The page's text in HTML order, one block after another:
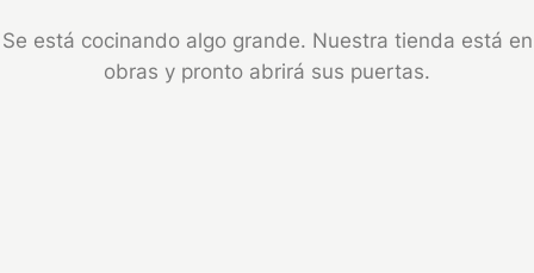
Se está cocinando algo grande. Nuestra tienda está en
obras y pronto abrirá sus puertas.